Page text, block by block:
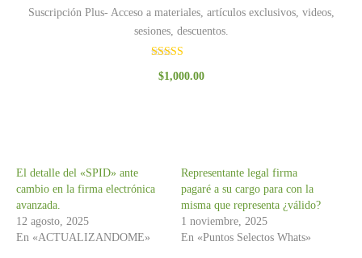
Suscripción Plus- Acceso a materiales, artículos exclusivos, videos,
sesiones, descuentos.
con
$1,000.00
El detalle del «SPID» ante
cambio en la firma electrónica
avanzada.
12 agosto, 2025
En «ACTUALIZANDOME»
Representante legal firma
pagaré a su cargo para con la
misma que representa ¿válido?
1 noviembre, 2025
En «Puntos Selectos Whats»